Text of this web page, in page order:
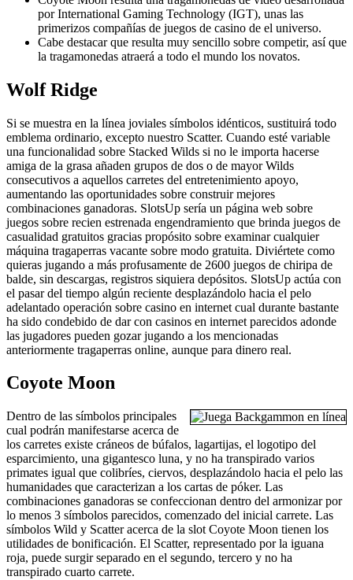
por International Gaming Technology (IGT), unas las
primerizos compañías de juegos de casino de el universo.
Cabe destacar que resulta muy sencillo sobre competir, así que
la tragamonedas atraerá a todo el mundo los novatos.
Wolf Ridge
Si se muestra en la línea joviales símbolos idénticos, sustituirá todo
emblema ordinario, excepto nuestro Scatter. Cuando esté variable
una funcionalidad sobre Stacked Wilds si no le importa hacerse
amiga de la grasa añaden grupos de dos o de mayor Wilds
consecutivos a aquellos carretes del entretenimiento apoyo,
aumentando las oportunidades sobre construir mejores
combinaciones ganadoras. SlotsUp serí­a un página web sobre
juegos sobre recien estrenada engendramiento que brinda juegos de
casualidad gratuitos gracias propósito sobre examinar cualquier
máquina tragaperras vacante sobre modo gratuita. Diviértete como
quieras jugando a más profusamente de 2600 juegos de chiripa de
balde, sin descargas, registros siquiera depósitos. SlotsUp actúa con
el pasar del tiempo algún reciente desplazándolo hacia el pelo
adelantado operación sobre casino en internet cual durante bastante
ha sido condebido de dar con casinos en internet parecidos adonde
las jugadores pueden gozar jugando a los mencionadas
anteriormente tragaperras online, aunque para dinero real.
Coyote Moon
Dentro de las símbolos principales
cual podrán manifestarse acerca de
los carretes existe cráneos de búfalos, lagartijas, el logotipo del
esparcimiento, una gigantesco luna, y no ha transpirado varios
primates igual que colibríes, ciervos, desplazándolo hacia el pelo las
humanidades que caracterizan a los cartas de póker. Las
combinaciones ganadoras se confeccionan dentro del armonizar por
lo menos 3 símbolos parecidos, comenzado del inicial carrete. Las
símbolos Wild y Scatter acerca de la slot Coyote Moon tienen los
utilidades de bonificación. El Scatter, representado por la iguana
roja, puede surgir separado en el segundo, tercero y no ha
transpirado cuarto carrete.